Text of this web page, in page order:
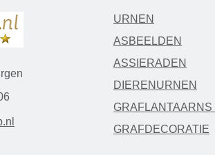
URNEN
ASBEELDEN
ASSIERADEN
DIERENURNEN
GRAFLANTAARNS
GRAFDECORATIE